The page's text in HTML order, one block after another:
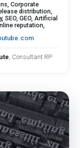
Corporate
distribution,
GEO, Artificial
reputation,
, Consultant RP